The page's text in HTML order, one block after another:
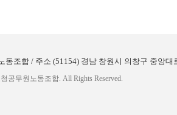
동조합 / 주소 (51154) 경남 창원시 의창구 중앙
공무원노동조합. All Rights Reserved.